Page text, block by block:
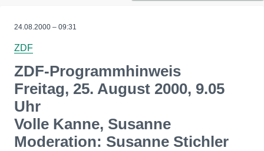
24.08.2000 – 09:31
ZDF
ZDF-Programmhinweis
Freitag, 25. August 2000, 9.05
Uhr
Volle Kanne, Susanne
Moderation: Susanne Stichler